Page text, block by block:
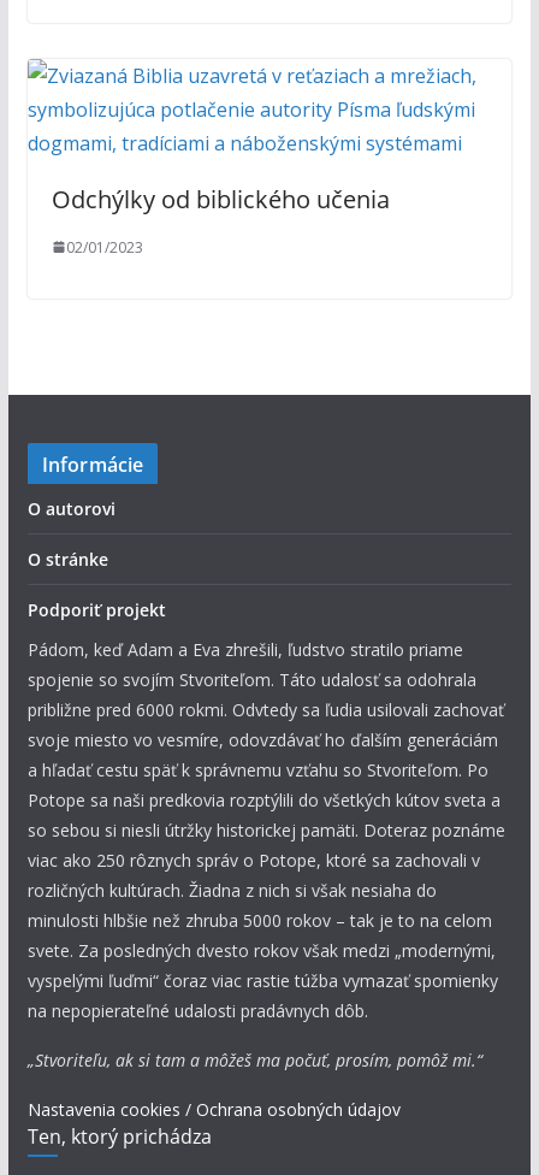
Odchýlky od biblického učenia
02/01/2023
Informácie
O autorovi
O stránke
Podporiť projekt
Pádom, keď Adam a Eva zhrešili, ľudstvo stratilo priame
spojenie so svojím Stvoriteľom. Táto udalosť sa odohrala
približne pred 6000 rokmi. Odvtedy sa ľudia usilovali zachovať
svoje miesto vo vesmíre, odovzdávať ho ďalším generáciám
a hľadať cestu späť k správnemu vzťahu so Stvoriteľom. Po
Potope sa naši predkovia rozptýlili do všetkých kútov sveta a
so sebou si niesli útržky historickej pamäti. Doteraz poznáme
viac ako 250 rôznych správ o Potope, ktoré sa zachovali v
rozličných kultúrach. Žiadna z nich si však nesiaha do
minulosti hlbšie než zhruba 5000 rokov – tak je to na celom
svete. Za posledných dvesto rokov však medzi „modernými,
vyspelými ľuďmi“ čoraz viac rastie túžba vymazať spomienky
na nepopierateľné udalosti pradávnych dôb.
„Stvoriteľu, ak si tam a môžeš ma počuť, prosím, pomôž mi.“
Nastavenia cookies / Ochrana osobných údajov
Ten, ktorý prichádza